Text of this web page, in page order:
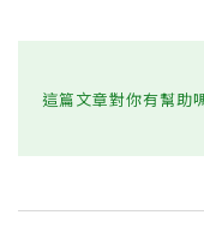
這篇文章對你有幫助